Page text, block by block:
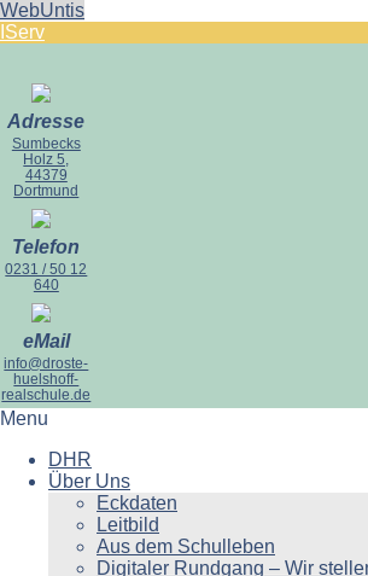
WebUntis
IServ
Adresse
Sumbecks
Holz 5,
44379
Dortmund
Telefon
0231 / 50 12
640
eMail
info@droste-
huelshoff-
realschule.de
Menu
DHR
Über Uns
Eckdaten
Leitbild
Aus dem Schulleben
Digitaler Rundgang – Wir